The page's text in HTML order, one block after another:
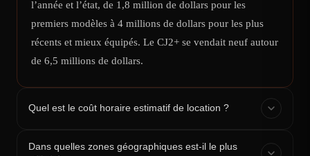
l’année et l’état, de 1,8 million de dollars pour les
premiers modèles à 4 millions de dollars pour les plus
récents et mieux équipés. Le CJ2+ se vendait neuf autour
de 6,5 millions de dollars.
Quel est le coût horaire estimatif de location ?
Dans quelles zones géographiques est-il le plus